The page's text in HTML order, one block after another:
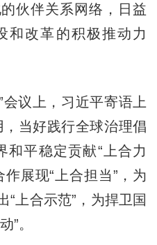
伙伴关系网络，日益
和改革的积极推动力
议上，习近平寄语上
当好践行全球治理倡
和平稳定贡献“上合力
展现“上合担当”，为
“上合示范”，为捍卫国
”。